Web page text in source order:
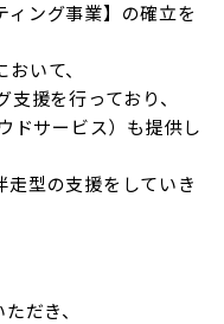
ング事業】の確立を
いて、
援を行っており、
ドサービス）も提供し
型の支援をしていき
だき、